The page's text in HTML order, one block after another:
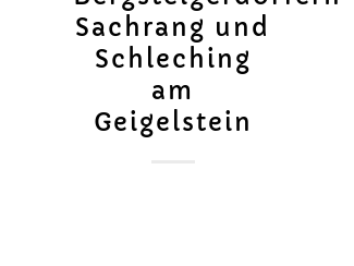
Sachrang und
Schleching
am
Geigelstein